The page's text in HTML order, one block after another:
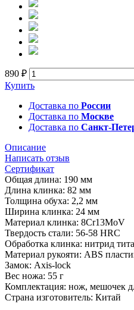
890 ₽
Купить
Доставка по России
Доставка по Москве
Доставка по Санкт-
Описание
Написать отзыв
Сертификат
Общая длина: 190 мм
Длина клинка: 82 мм
Толщина обуха: 2,2 мм
Ширина клинка: 24 мм
Материал клинка: 8Cr13MoV
Твердость стали: 56-58 HRC
Обработка клинка: нитрид
Материал рукояти: ABS
Замок: Axis-lock
Вес ножа: 55 г
Комплектация: нож, мешочек
Страна изготовитель: Китай